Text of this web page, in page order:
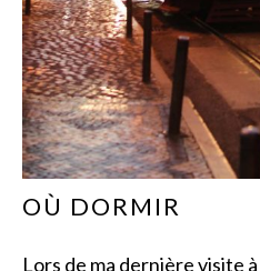
OÙ DORMIR
Lors de ma dernière visite